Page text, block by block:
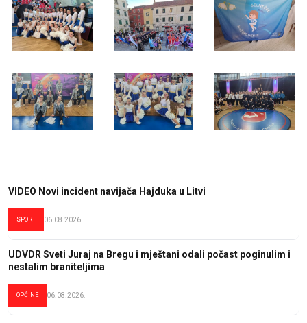
VIDEO Novi incident navijača Hajduka u Litvi
SPORT 06.08.2026.
UDVDR Sveti Juraj na Bregu i mještani odali počast poginulim i
nestalim braniteljima
OPĆINE 06.08.2026.